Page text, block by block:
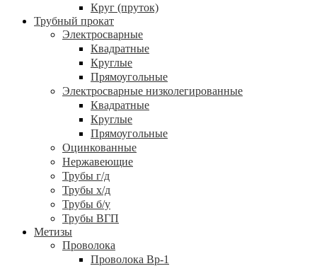
Круг (пруток)
Трубный прокат
Электросварные
Квадратные
Круглые
Прямоугольные
Электросварные низколегированные
Квадратные
Круглые
Прямоугольные
Оцинкованные
Нержавеющие
Трубы г/д
Трубы х/д
Трубы б/у
Трубы ВГП
Метизы
Проволока
Проволока Вр-1